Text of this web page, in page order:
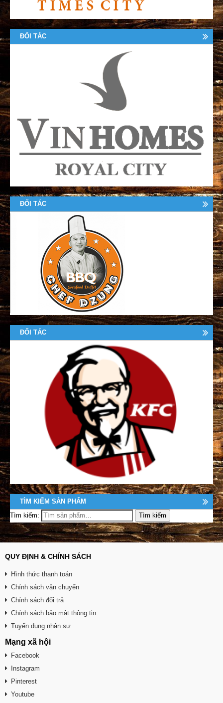
ĐỐI TÁC
ĐỐI TÁC
ĐỐI TÁC
TÌM KIẾM SẢN PHẨM
Tìm kiếm:
QUY ĐỊNH & CHÍNH SÁCH
Hình thức thanh toán
Chính sách vận chuyển
Chính sách đổi trả
Chính sách bảo mật thông tin
Tuyển dụng nhân sự
Mạng xã hội
Facebook
Instagram
Pinterest
Youtube